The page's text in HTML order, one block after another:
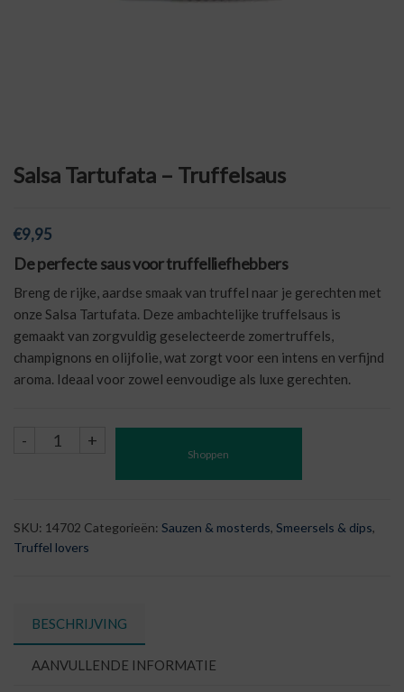
Salsa Tartufata – Truffelsaus
€9,95
De perfecte saus voor truffelliefhebbers
Breng de rijke, aardse smaak van truffel naar je gerechten met
onze Salsa Tartufata. Deze ambachtelijke truffelsaus is
gemaakt van zorgvuldig geselecteerde zomertruffels,
champignons en olijfolie, wat zorgt voor een intens en verfijnd
aroma. Ideaal voor zowel eenvoudige als luxe gerechten.
-
Salsa
aantal
+
Shoppen
SKU: 14702 Categorieën: Sauzen & mosterds, Smeersels & dips,
Truffel lovers
BESCHRIJVING
AANVULLENDE INFORMATIE